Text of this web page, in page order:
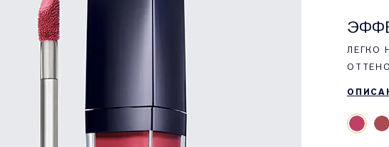
ЛЕГКО